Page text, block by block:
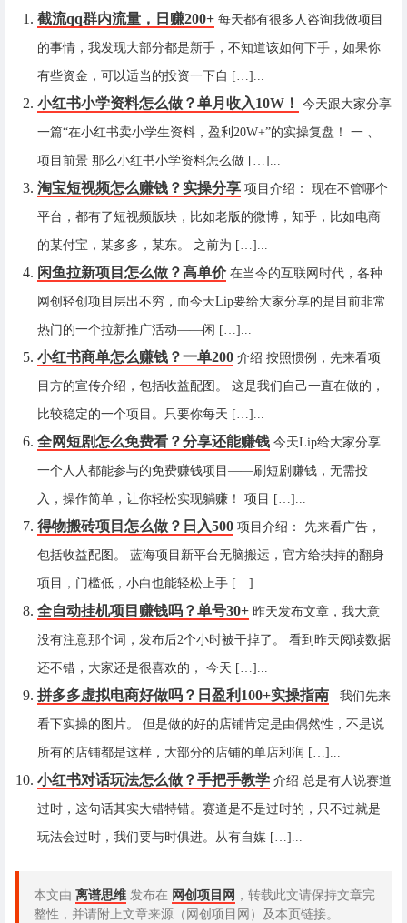
截流qq群内流量，日赚200+ 每天都有很多人咨询我做项目
的事情，我发现大部分都是新手，不知道该如何下手，如果你
有些资金，可以适当的投资一下自 […]...
小红书小学资料怎么做？单月收入10W！ 今天跟大家分享
一篇“在小红书卖小学生资料，盈利20W+”的实操复盘！ 一 、
项目前景 那么小红书小学资料怎么做 […]...
淘宝短视频怎么赚钱？实操分享 项目介绍： 现在不管哪个
平台，都有了短视频版块，比如老版的微博，知乎，比如电商
的某付宝，某多多，某东。 之前为 […]...
闲鱼拉新项目怎么做？高单价 在当今的互联网时代，各种
网创轻创项目层出不穷，而今天Lip要给大家分享的是目前非常
热门的一个拉新推广活动——闲 […]...
小红书商单怎么赚钱？一单200 介绍 按照惯例，先来看项
目方的宣传介绍，包括收益配图。 这是我们自己一直在做的，
比较稳定的一个项目。只要你每天 […]...
全网短剧怎么免费看？分享还能赚钱 今天Lip给大家分享
一个人人都能参与的免费赚钱项目——刷短剧赚钱，无需投
入，操作简单，让你轻松实现躺赚！ 项目 […]...
得物搬砖项目怎么做？日入500 项目介绍： 先来看广告，
包括收益配图。 蓝海项目新平台无脑搬运，官方给扶持的翻身
项目，门槛低，小白也能轻松上手 […]...
全自动挂机项目赚钱吗？单号30+ 昨天发布文章，我大意
没有注意那个词，发布后2个小时被干掉了。 看到昨天阅读数据
还不错，大家还是很喜欢的， 今天 […]...
拼多多虚拟电商好做吗？日盈利100+实操指南 我们先来
看下实操的图片。 但是做的好的店铺肯定是由偶然性，不是说
所有的店铺都是这样，大部分的店铺的单店利润 […]...
小红书对话玩法怎么做？手把手教学 介绍 总是有人说赛道
过时，这句话其实大错特错。赛道是不是过时的，只不过就是
玩法会过时，我们要与时俱进。从有自媒 […]...
本文由 离谱思维 发布在 网创项目网 ，转载此文请保持文章完
整性，并请附上文章来源（网创项目网）及本页链接。